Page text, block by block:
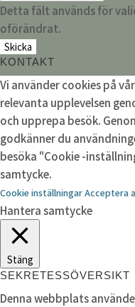
Detta fält används för
oförändrat.
KONTAKT
Vi använder cookies på
relevanta upplevelsen
och upprepa besök.
godkänner du
besöka "Cookie -
samtycke.
Cookie inställningarAcceptera
Hantera samtycke
Stäng
SEKRETESSÖVERSIKT
Denna webbplats